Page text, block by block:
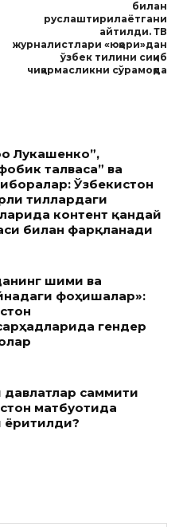
билан
руслаштирилаётгани
айтилди. ТВ
журналистлари «юқори»дан
ўзбек тилини сиқиб
чиқармасликни сўрамоқда
Лукашенко”,
талваса” ва
Ўзбекистон
тиллардаги
контент қандай
билан фарқланади
шими ва
фоҳишалар»:
гендер
давлатлар саммити
матбуотида
ёритилди?